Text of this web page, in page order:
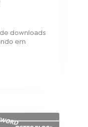
downloads
em